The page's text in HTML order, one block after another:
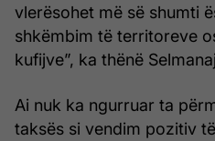
vlerësohet më së shumti
shkëmbim të territoreve
kufijve”, ka thënë
Ai nuk ka ngurruar ta
taksës si vendim pozitiv